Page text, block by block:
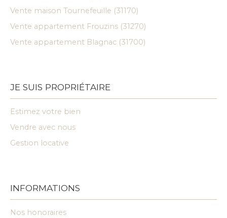
Vente maison Tournefeuille (31170)
Vente appartement Frouzins (31270)
Vente appartement Blagnac (31700)
JE SUIS PROPRIÉTAIRE
Estimez votre bien
Vendre avec nous
Gestion locative
INFORMATIONS
Nos honoraires